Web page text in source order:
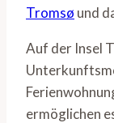
Tromsø und
Auf der Insel
ermöglichen